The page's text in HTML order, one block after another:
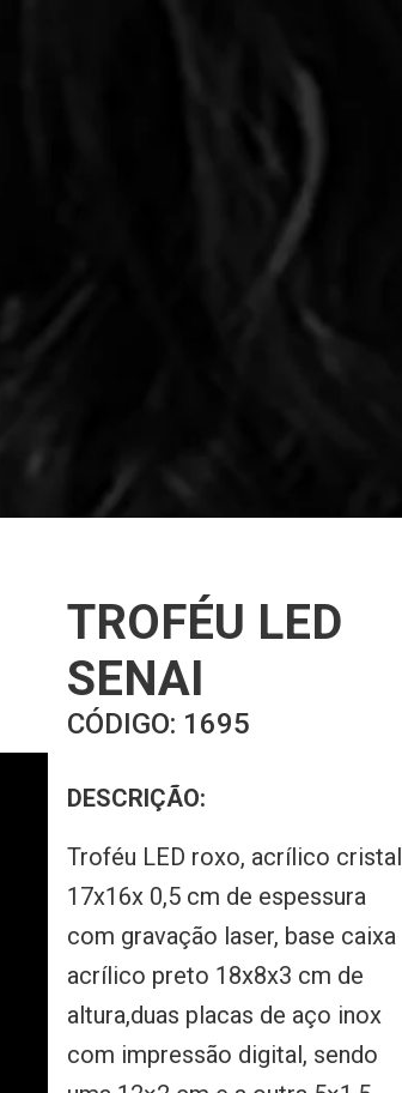
TROFÉU LED
SENAI
CÓDIGO: 1695
DESCRIÇÃO:
Troféu LED roxo, acrílico cristal
17x16x 0,5 cm de espessura
com gravação laser, base caixa
acrílico preto 18x8x3 cm de
altura,duas placas de aço inox
com impressão digital, sendo